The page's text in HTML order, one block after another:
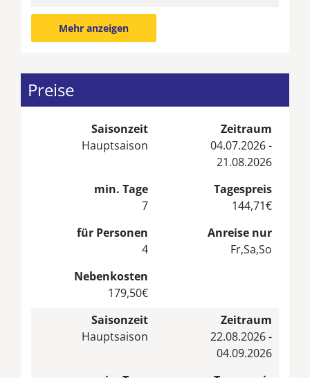
Mehr anzeigen
Preise
Saisonzeit
Hauptsaison
Zeitraum
04.07.2026 -
21.08.2026
min. Tage
7
Tagespreis
144,71€
für Personen
4
Anreise nur
Fr,Sa,So
Nebenkosten
179,50€
Saisonzeit
Hauptsaison
Zeitraum
22.08.2026 -
04.09.2026